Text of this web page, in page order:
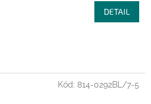
DETAIL
Kód: 814-0292BL/7-5